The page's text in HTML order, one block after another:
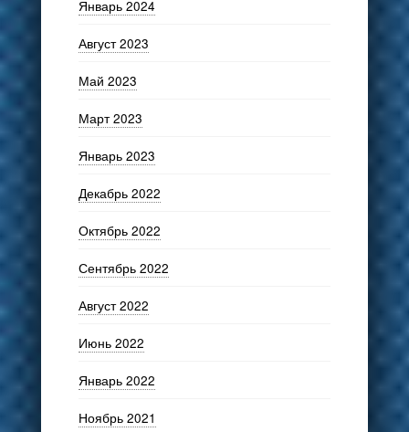
Январь 2024
Август 2023
Май 2023
Март 2023
Январь 2023
Декабрь 2022
Октябрь 2022
Сентябрь 2022
Август 2022
Июнь 2022
Январь 2022
Ноябрь 2021